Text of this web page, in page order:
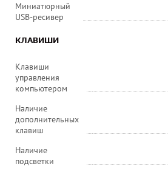
Миниатюрный
USB-ресивер
КЛАВИШИ
Клавиши
управления
компьютером
Наличие
дополнительных
клавиш
Наличие
подсветки